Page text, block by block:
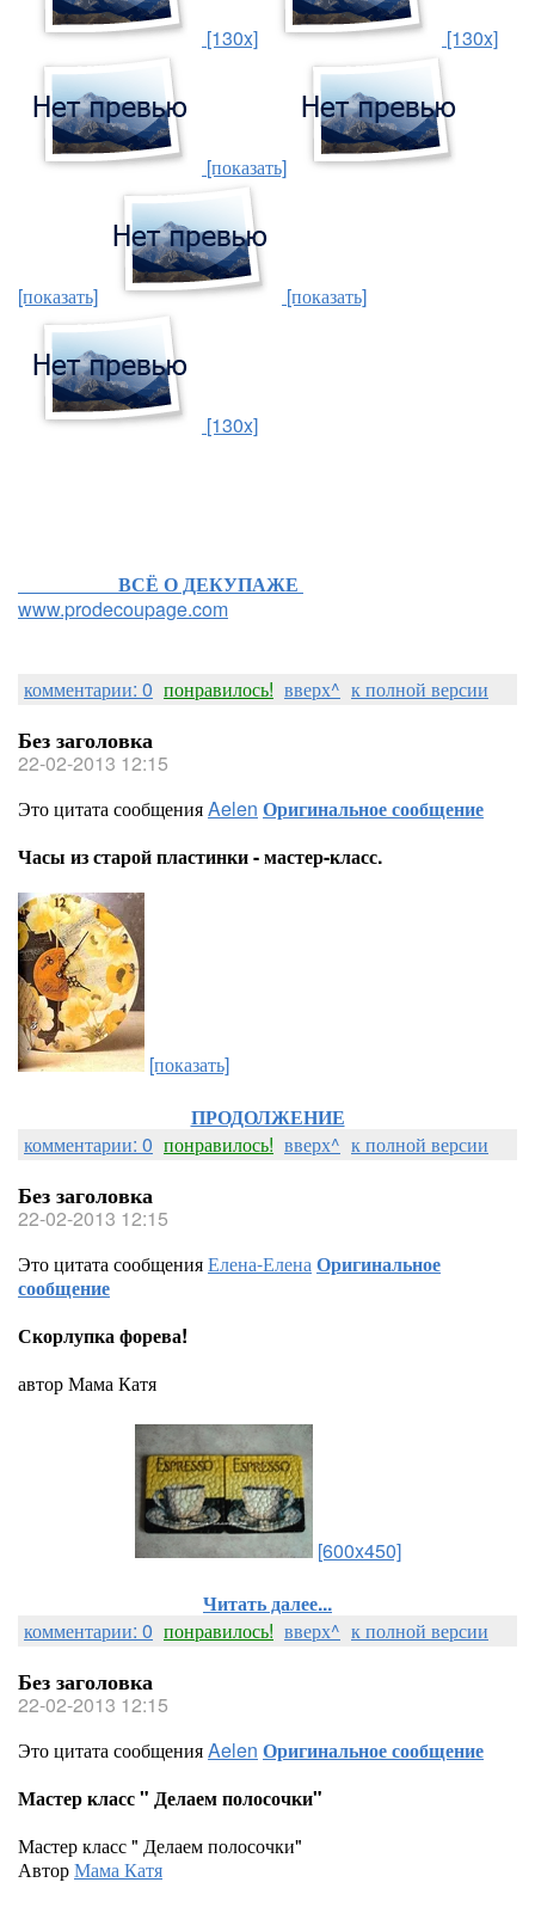
[130x] [130x]
[показать]
[показать] [показать]
[130x]
ВСЁ О ДЕКУПАЖЕ
www.prodecoupage.com
комментарии: 0 понравилось! вверх^ к полной версии
Без заголовка
22-02-2013 12:15
Это цитата сообщенияAelen Оригинальное сообщение
Часы из старой пластинки - мастер-класс.
[показать]
ПРОДОЛЖЕНИЕ
комментарии: 0 понравилось! вверх^ к полной версии
Без заголовка
22-02-2013 12:15
Это цитата сообщенияЕлена-ЕленаОригинальное
сообщение
Скорлупка форева!
авторМама Катя
[600x450]
Читать далее...
комментарии: 0 понравилось! вверх^ к полной версии
Без заголовка
22-02-2013 12:15
Это цитата сообщенияAelen Оригинальное сообщение
Мастер класс " Делаем полосочки"
Мастер класс " Делаем полосочки"
АвторМама Катя